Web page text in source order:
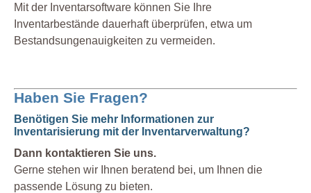
Mit der Inventarsoftware können Sie Ihre
Inventarbestände dauerhaft überprüfen, etwa um
Bestandsungenauigkeiten zu vermeiden.
Haben Sie Fragen?
Benötigen Sie mehr Informationen zur
Inventarisierung mit der Inventarverwaltung?
Dann kontaktieren Sie uns.
Gerne stehen wir Ihnen beratend bei, um Ihnen die
passende Lösung zu bieten.